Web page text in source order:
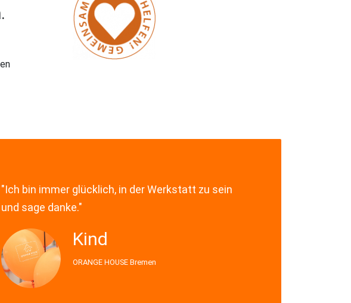
"Ich bin immer glücklich, in der Werkstatt zu sein
und sage danke."
Kind
ORANGE HOUSE Bremen